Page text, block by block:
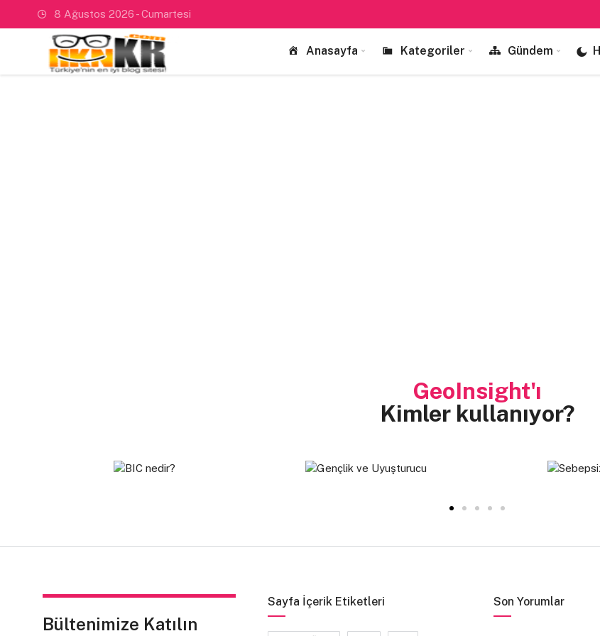
8 Ağustos 2026 - Cumartesi
Anasayfa Kategoriler Gündem
GeoInsight'ı
Kimler kullanıyor?
Bültenimize Katılın
Sayfa İçerik Etiketleri Son Yorumlar